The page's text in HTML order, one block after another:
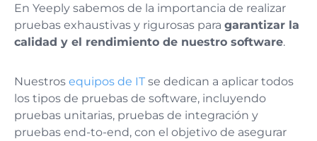
En Yeeply sabemos de la importancia de realizar
pruebas exhaustivas y rigurosas para garantizar la
calidad y el rendimiento de nuestro software.
Nuestros equipos de IT se dedican a aplicar todos
los tipos de pruebas de software, incluyendo
pruebas unitarias, pruebas de integración y
pruebas end-to-end, con el objetivo de asegurar